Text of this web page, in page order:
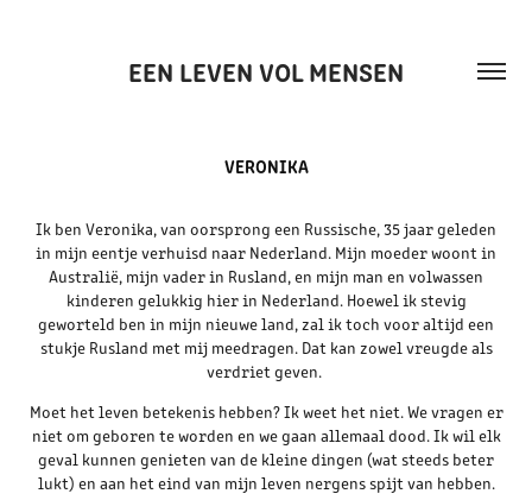
EEN LEVEN VOL MENSEN
VERONIKA
Ik ben Veronika, van oorsprong een Russische, 35 jaar geleden
in mijn eentje verhuisd naar Nederland. Mijn moeder woont in
Australië, mijn vader in Rusland, en mijn man en volwassen
kinderen gelukkig hier in Nederland. Hoewel ik stevig
geworteld ben in mijn nieuwe land, zal ik toch voor altijd een
stukje Rusland met mij meedragen. Dat kan zowel vreugde als
verdriet geven.
Moet het leven betekenis hebben? Ik weet het niet. We vragen er
niet om geboren te worden en we gaan allemaal dood. Ik wil elk
geval kunnen genieten van de kleine dingen (wat steeds beter
lukt) en aan het eind van mijn leven nergens spijt van hebben.